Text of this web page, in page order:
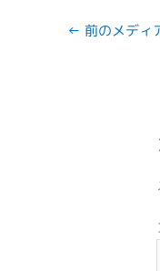
← 前のメディ